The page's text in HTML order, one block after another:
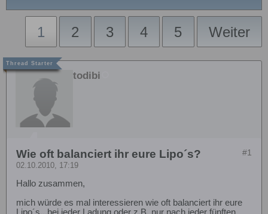
1 2 3 4 5 Weiter
todibi
#1
Wie oft balanciert ihr eure Lipo´s?
02.10.2010, 17:19
Hallo zusammen,
mich würde es mal interessieren wie oft balanciert ihr eure